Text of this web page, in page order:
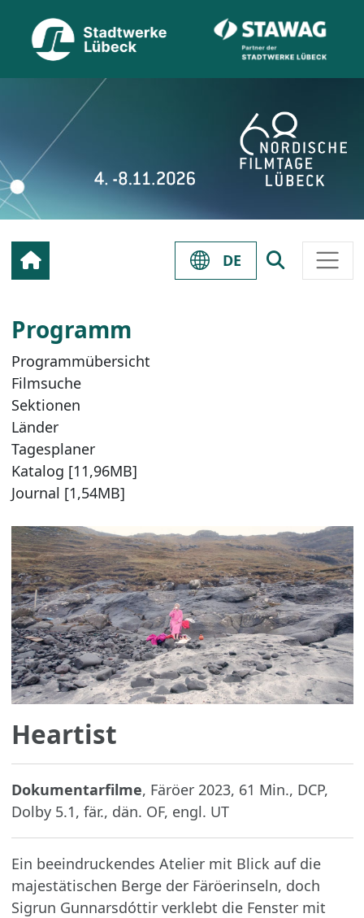
DE
Programm
Programmübersicht
Filmsuche
Sektionen
Länder
Tagesplaner
Katalog [11,96MB]
Journal [1,54MB]
Heartist
Dokumentarfilme, Färöer 2023, 61 Min., DCP,
Dolby 5.1, fär., dän. OF, engl. UT
Ein beeindruckendes Atelier mit Blick auf die
majestätischen Berge der Färöerinseln, doch
Sigrun Gunnarsdóttir verklebt die Fenster mit